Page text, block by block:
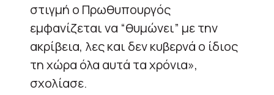
στιγμή ο Πρωθυπουργός
εμφανίζεται να “θυμώνει” με την
ακρίβεια, λες και δεν κυβερνά ο ίδιος
τη χώρα όλα αυτά τα χρόνια»,
σχολίασε.